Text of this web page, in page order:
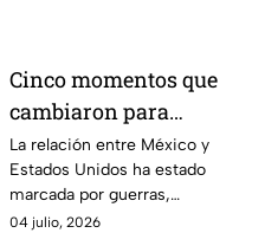
Cinco momentos que
cambiaron para
siempre la relación
entre México y Estados
Unidos
La relación entre México y
Estados Unidos ha estado
marcada por guerras,
migración y comercio. Estos
04 julio, 2026